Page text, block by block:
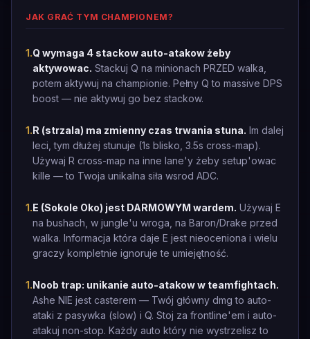
JAK GRAĆ TYM CHAMPIONEM?
1.Q wymaga 4 stackow auto-atakow żeby
aktywowac. Stackuj Q na minionach PRZED walka,
potem aktywuj na championie. Pełny Q to massive DPS
boost — nie aktywuj go bez stackow.
1.R (strzala) ma zmienny czas trwania stuna. Im dalej
leci, tym dłużej stunuje (1s blisko, 3.5s cross-map).
Używaj R cross-map na inne lane'y żeby setup'owac
kille — to Twoja unikalna siła wsrod ADC.
1.E (Sokole Oko) jest DARMOWYM wardem. Używaj E
na bushach, w jungle'u wroga, na Baron/Drake przed
walka. Informacja która daje E jest nieoceniona i wielu
graczy kompletnie ignoruje te umiejętność.
1.Noob trap: unikanie auto-atakow w teamfightach.
Ashe NIE jest casterem — Twój główny dmg to auto-
ataki z pasywka (slow) i Q. Stoj za frontline'em i auto-
atakuj non-stop. Każdy auto który nie wystrzelisz to